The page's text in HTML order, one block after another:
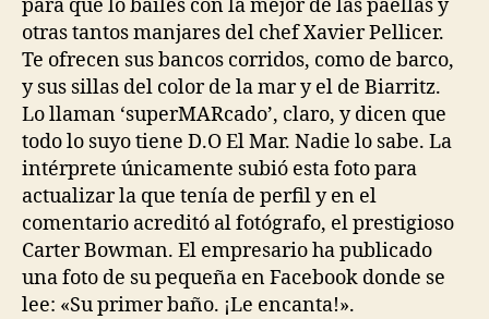
para que lo bailes con la mejor de las paellas y
otras tantos manjares del chef Xavier Pellicer.
Te ofrecen sus bancos corridos, como de barco,
y sus sillas del color de la mar y el de Biarritz.
Lo llaman ‘superMARcado’, claro, y dicen que
todo lo suyo tiene D.O El Mar. Nadie lo sabe. La
intérprete únicamente subió esta foto para
actualizar la que tenía de perfil y en el
comentario acreditó al fotógrafo, el prestigioso
Carter Bowman. El empresario ha publicado
una foto de su pequeña en Facebook donde se
lee: «Su primer baño. ¡Le encanta!».